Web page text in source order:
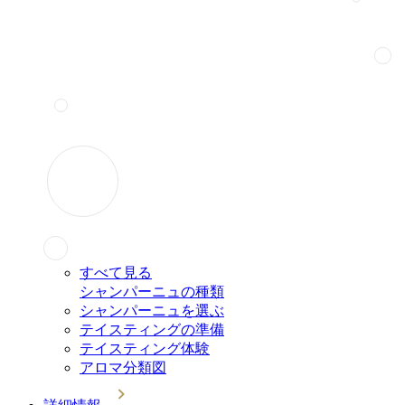
すべて見る
シャンパーニュの種類
シャンパーニュを選ぶ
テイスティングの準備
テイスティング体験
アロマ分類図